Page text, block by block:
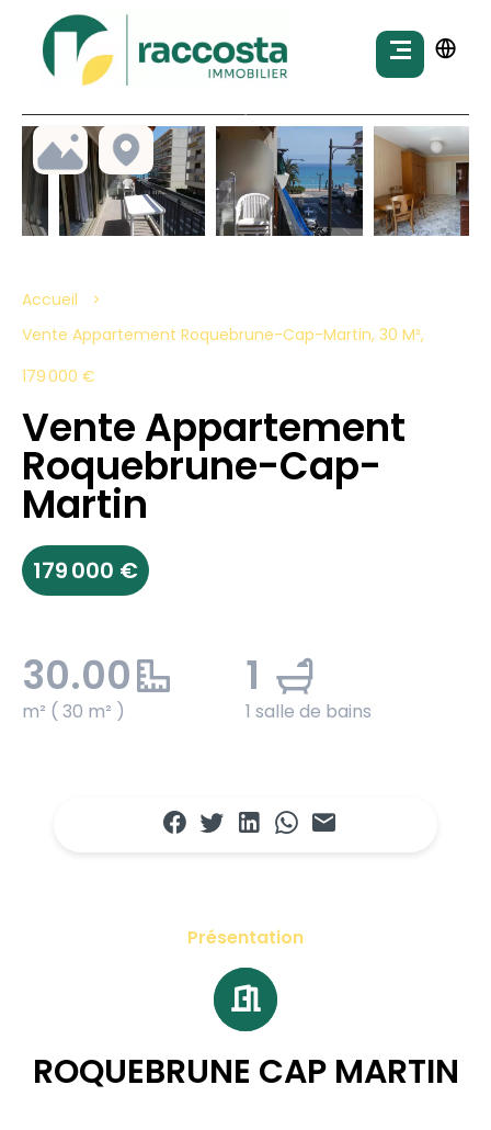
Accueil
Vente Appartement Roquebrune-Cap-Martin, 30 M²,
179 000 €
Vente Appartement
Roquebrune-Cap-
Martin
179 000 €
30.00
m² ( 30 m² )
1
1 salle de bains
Présentation
ROQUEBRUNE CAP MARTIN